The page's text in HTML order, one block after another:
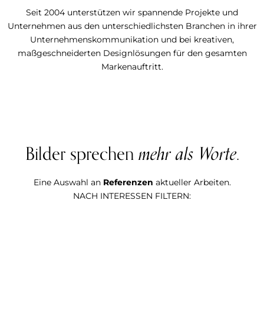
Seit 2004 unterstützen wir spannende Projekte und
Unternehmen aus den unterschiedlichsten Branchen in ihrer
Unternehmenskommunikation und bei kreativen,
maßgeschneiderten Designlösungen für den gesamten
Markenauftritt.
Bilder sprechenmehr als Worte.
Eine Auswahl an Referenzen aktueller Arbeiten.
NACH INTERESSEN FILTERN: